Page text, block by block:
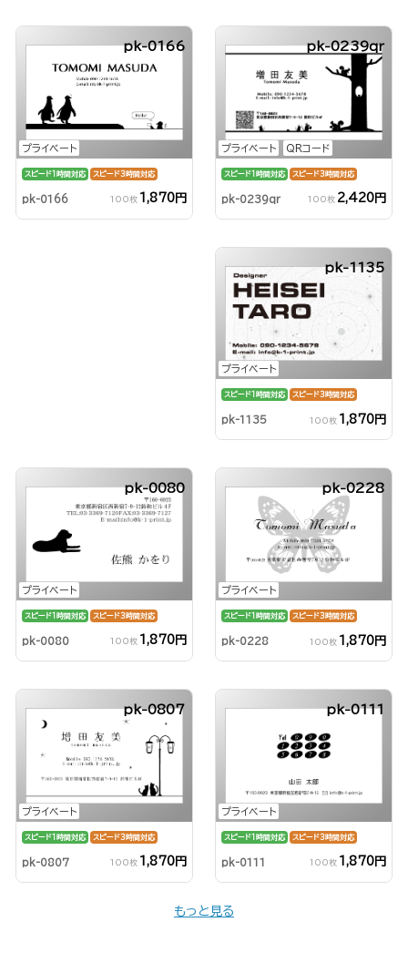
プライベート
pk-0166
スピード1時間対応 スピード3時間対応
pk-0166 100枚 1,870円
プライベート QRコード
pk-0239qr
スピード1時間対応 スピード3時間対応
pk-0239qr 100枚 2,420円
プライベート
pk-1135
スピード1時間対応 スピード3時間対応
pk-1135 100枚 1,870円
プライベート
pk-0080
スピード1時間対応 スピード3時間対応
pk-0080 100枚 1,870円
プライベート
pk-0228
スピード1時間対応 スピード3時間対応
pk-0228 100枚 1,870円
プライベート
pk-0807
スピード1時間対応 スピード3時間対応
pk-0807 100枚 1,870円
プライベート
pk-0111
スピード1時間対応 スピード3時間対応
pk-0111 100枚 1,870円
もっと見る